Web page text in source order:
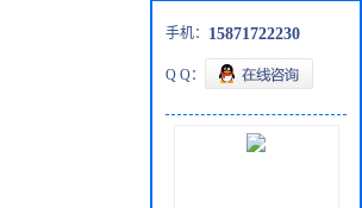
手机： 15871722230
Q Q：